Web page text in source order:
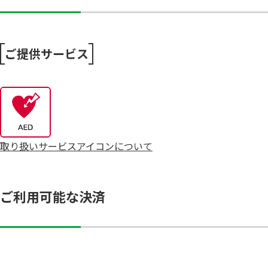
ご提供サービス
取り扱いサービスアイコンについて
ご利用可能な決済